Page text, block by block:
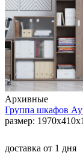
Архивные
Группа шкафов
размер:
доставка от 1 дня